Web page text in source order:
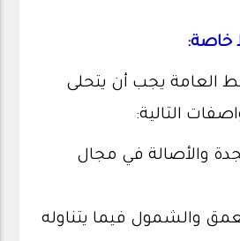
خاصة:
العامة يجب أن يتحلى
التالية:
والأصالة في مجال
والشمول فيما يتناوله